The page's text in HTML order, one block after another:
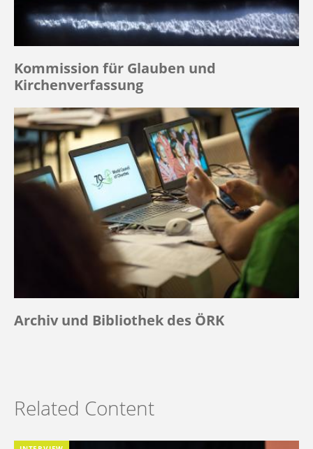
Kommission für Glauben und
Kirchenverfassung
Archiv und Bibliothek des ÖRK
Related Content